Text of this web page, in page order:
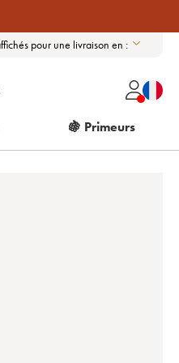
pour une livraison en :
🍇 Primeurs